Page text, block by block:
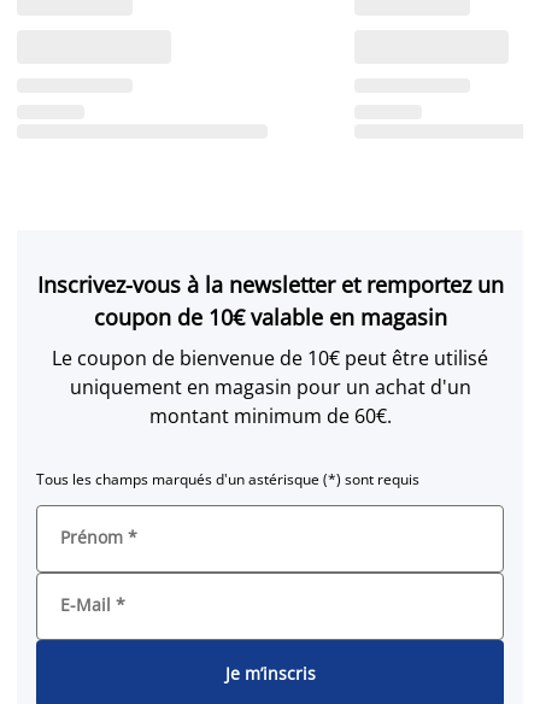
Inscrivez-vous à la newsletter et remportez un
coupon de 10€ valable en magasin
Le coupon de bienvenue de 10€ peut être utilisé
uniquement en magasin pour un achat d'un
montant minimum de 60€.
Tous les champs marqués d'un astérisque (*) sont requis
Prénom *
E-Mail *
Je m’inscris